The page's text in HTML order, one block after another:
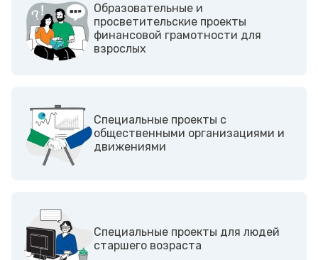
Образовательные и
просветительские проекты
финансовой грамотности для
взрослых
Cпециальные проекты с
общественными организациями и
движениями
Специальные проекты для людей
старшего возраста